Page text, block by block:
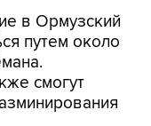
в Ормузский
путем около
смогут